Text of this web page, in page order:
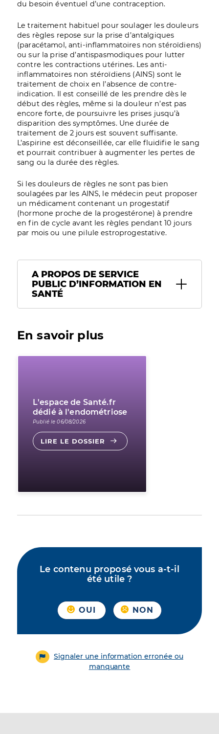
du besoin éventuel d’une contraception.
Le traitement habituel pour soulager les douleurs
des règles repose sur la prise d’antalgiques
(paracétamol, anti-inflammatoires non stéroïdiens)
ou sur la prise d’antispasmodiques pour lutter
contre les contractions utérines. Les anti-
inflammatoires non stéroïdiens (AINS) sont le
traitement de choix en l’absence de contre-
indication. Il est conseillé de les prendre dès le
début des règles, même si la douleur n’est pas
encore forte, de poursuivre les prises jusqu’à
disparition des symptômes. Une durée de
traitement de 2 jours est souvent suffisante.
L’aspirine est déconseillée, car elle fluidifie le sang
et pourrait contribuer à augmenter les pertes de
sang ou la durée des règles.
Si les douleurs de règles ne sont pas bien
soulagées par les AINS, le médecin peut proposer
un médicament contenant un progestatif
(hormone proche de la progestérone) à prendre
en fin de cycle avant les règles pendant 10 jours
par mois ou une pilule estroprogestative.
A PROPOS DE SERVICE
PUBLIC D’INFORMATION EN
SANTÉ
En savoir plus
L'espace de Santé.fr
dédié à l'endométriose
Publié le 06/08/2026
LIRE LE DOSSIER
Le contenu proposé vous a-t-il
été utile ?
OUI NON
Signaler une information erronée ou
manquante